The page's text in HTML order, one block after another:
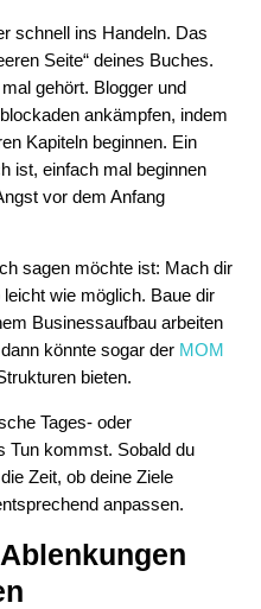
schnell ins Handeln. Das
Seite“ deines Buches.
gehört. Blogger und
ankämpfen, indem
Kapiteln beginnen. Ein
ist, einfach mal beginnen
vor dem Anfang
sagen möchte ist: Mach dir
wie möglich. Baue dir
Businessaufbau arbeiten
könnte sogar der MOM
bieten.
Tages- oder
Tun kommst. Sobald du
Zeit, ob deine Ziele
anpassen.